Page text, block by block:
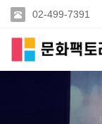
02-499-7391